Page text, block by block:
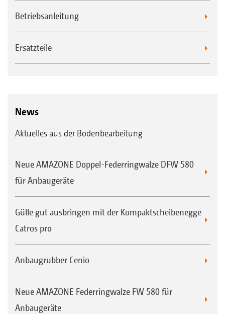
Stabwalze SW 600 mm
Winkelprofilwalze WW 580 mm
Striegelsystem für die Nachlaufwalzen TW und DUW
* Zu beachten! In Verbindung mit einem TS-
Nachlaufwalze nicht möglich.
Betriebsanleitung
Ersatzteile
News
Aktuelles aus der Bodenbearbeitung
Neue AMAZONE Doppel-Federringwalze DFW 580
für Anbaugeräte
Gülle gut ausbringen mit der Kompaktscheibenegge
Catros pro
Anbaugrubber Cenio
Neue AMAZONE Federringwalze FW 580 für
Anbaugeräte